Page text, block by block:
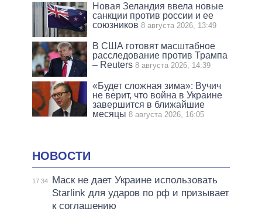
Новая Зеландия ввела новые
санкции против россии и ее
союзников 8 августа 2026, 13:49
В США готовят масштабное
расследование против Трампа
– Reuters 8 августа 2026, 14:39
«Будет сложная зима»: Вучич
не верит, что война в Украине
завершится в ближайшие
месяцы 8 августа 2026, 16:05
НОВОСТИ
17:34
Маск не дает Украине использовать
Starlink для ударов по рф и призывает
к соглашению